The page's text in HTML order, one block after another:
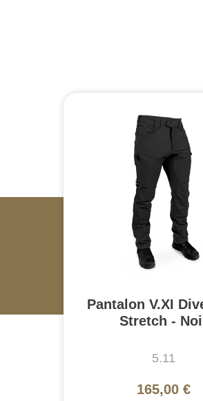
Pantalon V.XI
Stretch -
5.11
165,00 €